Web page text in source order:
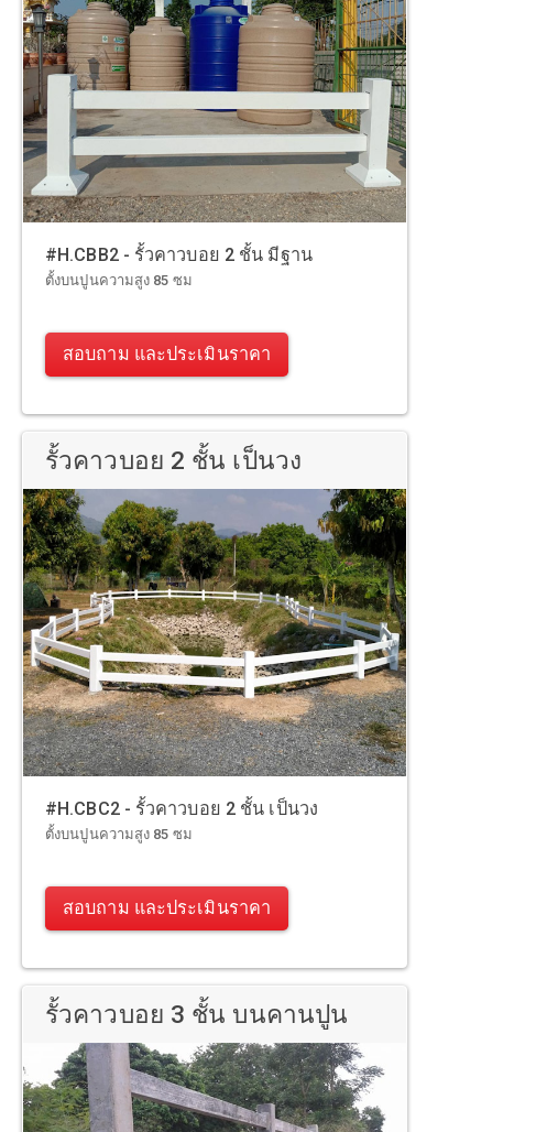
#H.CBB2 - รั้วคาวบอย 2 ชั้น มีฐาน
ตั้งบนปูนความสูง 85 ซม
สอบถาม และประเมินราคา
รั้วคาวบอย 2 ชั้น เป็นวง
#H.CBC2 - รั้วคาวบอย 2 ชั้น เป็นวง
ตั้งบนปูนความสูง 85 ซม
สอบถาม และประเมินราคา
รั้วคาวบอย 3 ชั้น บนคานปูน